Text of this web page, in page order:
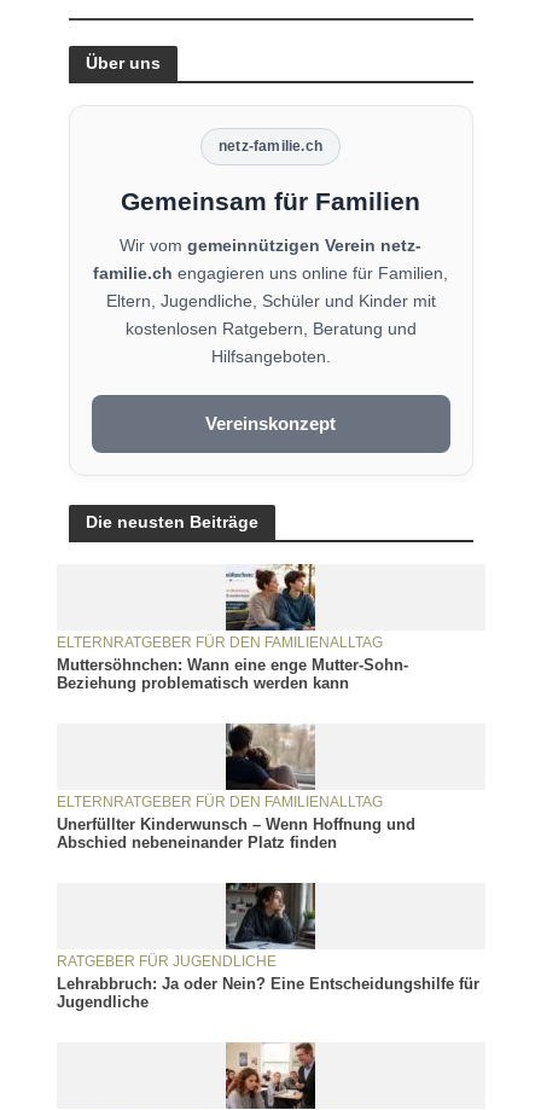
Über uns
netz-familie.ch
Gemeinsam für Familien
Wir vom gemeinnützigen Verein netz-
familie.ch engagieren uns online für Familien,
Eltern, Jugendliche, Schüler und Kinder mit
kostenlosen Ratgebern, Beratung und
Hilfsangeboten.
Vereinskonzept
Die neusten Beiträge
ELTERNRATGEBER FÜR DEN FAMILIENALLTAG
Muttersöhnchen: Wann eine enge Mutter-Sohn-
Beziehung problematisch werden kann
ELTERNRATGEBER FÜR DEN FAMILIENALLTAG
Unerfüllter Kinderwunsch – Wenn Hoffnung und
Abschied nebeneinander Platz finden
RATGEBER FÜR JUGENDLICHE
Lehrabbruch: Ja oder Nein? Eine Entscheidungshilfe für
Jugendliche